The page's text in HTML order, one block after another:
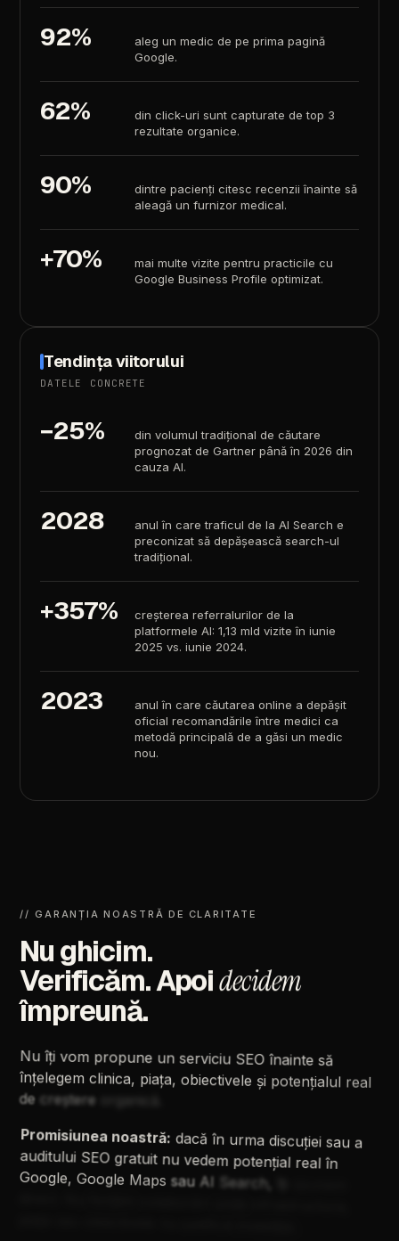
92% aleg un medic de pe prima pagină
Google.
62% din click-uri sunt capturate de top 3
rezultate organice.
90% dintre pacienți citesc recenzii înainte să
aleagă un furnizor medical.
+70% mai multe vizite pentru practicile cu
Google Business Profile optimizat.
Tendințaviitorului
DATELE CONCRETE
−25% din volumul tradițional de căutare
prognozat de Gartner până în 2026 din
cauza AI.
2028 anul în care traficul de la AI Search e
preconizat să depășească search-ul
tradițional.
+357% creșterea referralurilor de la
platformele AI: 1,13 mld vizite în iunie
2025 vs. iunie 2024.
2023 anul în care căutarea online a depășit
oficial recomandările între medici ca
metodă principală de a găsi un medic
nou.
// GARANȚIA NOASTRĂ DE CLARITATE
Nughicim.
Verificăm.Apoidecidem
împreună.
Nu îți vom propune un serviciu SEO înainte să
înțelegem clinica, piața, obiectivele și potențialul real
de creștere
Promisiunea noastră: dacă în urma discuției sau a
auditului SEO gratuit nu vedem potențial real în
Google, Google Maps sau AI Search,